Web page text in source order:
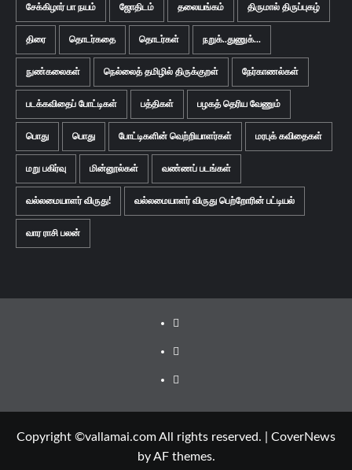
சேக்கிழார் பா நயம் ஜோதிடம் தலையங்கம் திருமால் திருப்புகழ்
திரை தொடர்கதை தொடர்கள் நறுக்..துணுக்...
நுண்கலைகள் நெல்லைத் தமிழில் திருக்குறள் நேர்காணல்கள்
படக்கவிதைப் போட்டிகள் பத்திகள் பழகத் தெரிய வேணும்
பொது பொது போட்டிகளின் வெற்றியாளர்கள் மரபுக் கவிதைகள்
மறு பகிர்வு மின்னூல்கள் வண்ணப் படங்கள்
வல்லமையாளர் விருது! வல்லமையாளர் விருது பெற்றோரின் பட்டியல்
வார ராசி பலன்
Facebook
Twitter
Youtube
Copyright ©vallamai.com All rights reserved.
CoverNews
by AF themes.